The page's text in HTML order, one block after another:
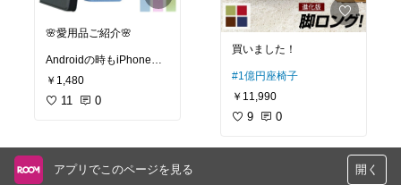
🌸愛用品ご紹介🌸
Androidの時もiPhoneの
時も
ずっとこのシリーズを使
ってます🥰
すすめ✨
￥1,480
11 0
買いました！
#1億円座椅子
￥11,990
9 0
アプリでこのページを見る 開く